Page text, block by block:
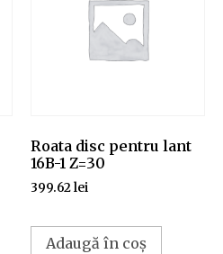
Roata disc pentru lant
16B-1 Z=30
399.62lei
Adaugă în coș